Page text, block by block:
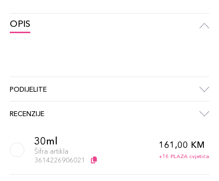
OPIS
PODIJELITE
RECENZIJE
30ml
Šifra artikla
3614226906021
161,00 KM
+16 PLAZA cvjetića